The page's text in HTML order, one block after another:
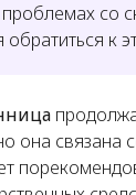
со
к
она связана